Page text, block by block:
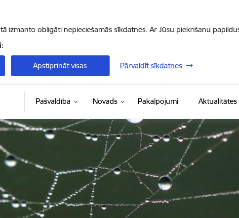
izmanto obligāti nepieciešamās sīkdatnes. Ar Jūsu piekrišanu
Apstiprināt visas Pārvaldīt sīkdatnes
Pašvaldība Novads Pakalpojumi Aktualitātes